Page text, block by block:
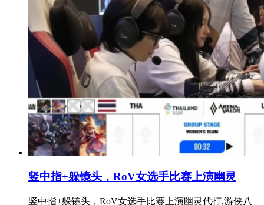
竖中指+躲镜头，RoV女选手比赛上演幽灵
竖中指+躲镜头，RoV女选手比赛上演幽灵代打,游侠八